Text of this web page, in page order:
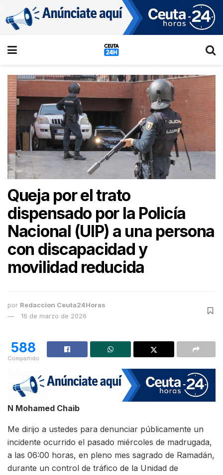
Queja por el trato
dispensado por la Policía
Nacional (UIP) a una persona
con discapacidad y
movilidad reducida
por Redaccion Ceuta24Horas
16 de marzo de 2026
588
Compartido
N Mohamed Chaib
Me dirijo a ustedes para denunciar públicamente un
incidente ocurrido el pasado miércoles de madrugada,
a las 06:00 horas, en pleno mes sagrado de Ramadán,
durante un control de tráfico de la Unidad de